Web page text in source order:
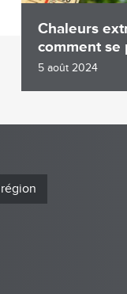
Chaleurs
comment se
5 août 2024